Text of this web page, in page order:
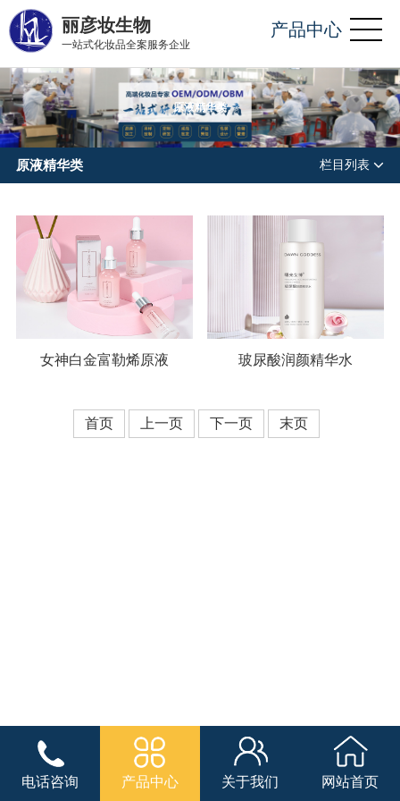
丽彦妆生物
一站式化妆品全案服务企业
产品中心
原液精华类
原液精华类 栏目列表
女神白金富勒烯原液 玻尿酸润颜精华水
首页 上一页 下一页 末页
电话咨询 产品中心 关于我们 网站首页